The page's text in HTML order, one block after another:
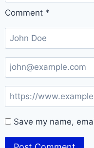
Comment *
Save my name,